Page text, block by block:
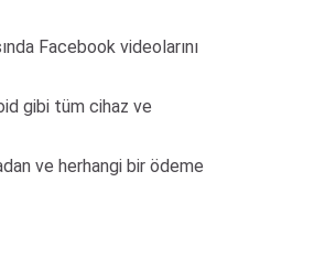
Facebook videolarını
gibi tüm cihaz ve
ve herhangi bir ödeme